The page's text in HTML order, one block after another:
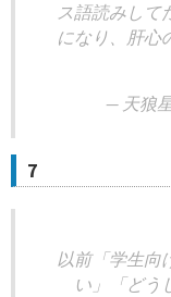
ス語読みして
になり、肝心
— 天狼
7
以前「学生向
い」「どう